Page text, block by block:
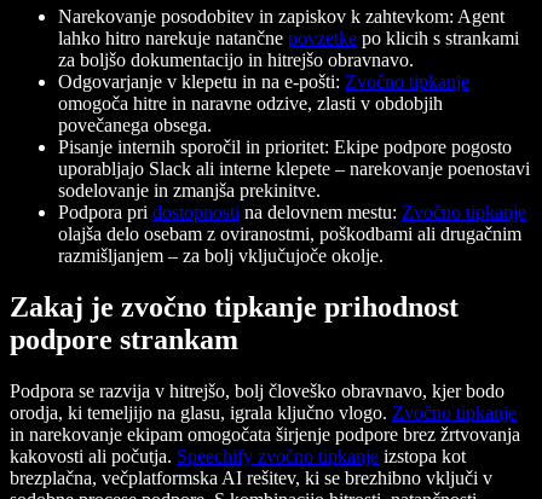
Narekovanje posodobitev in zapiskov k zahtevkom: Agent
lahko hitro narekuje natančne povzetke po klicih s strankami
za boljšo dokumentacijo in hitrejšo obravnavo.
Odgovarjanje v klepetu in na e-pošti: Zvočno tipkanje
omogoča hitre in naravne odzive, zlasti v obdobjih
povečanega obsega.
Pisanje internih sporočil in prioritet: Ekipe podpore pogosto
uporabljajo Slack ali interne klepete – narekovanje poenostavi
sodelovanje in zmanjša prekinitve.
Podpora pri dostopnosti na delovnem mestu: Zvočno tipkanje
olajša delo osebam z oviranostmi, poškodbami ali drugačnim
razmišljanjem – za bolj vključujoče okolje.
Zakaj je zvočno tipkanje prihodnost
podpore strankam
Podpora se razvija v hitrejšo, bolj človeško obravnavo, kjer bodo
orodja, ki temeljijo na glasu, igrala ključno vlogo. Zvočno tipkanje
in narekovanje ekipam omogočata širjenje podpore brez žrtvovanja
kakovosti ali počutja. Speechify zvočno tipkanje izstopa kot
brezplačna, večplatformska AI rešitev, ki se brezhibno vključi v